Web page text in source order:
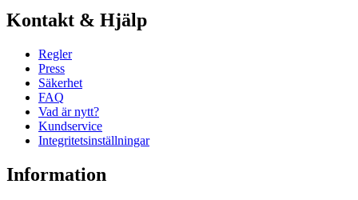
Kontakt & Hjälp
Regler
Press
Säkerhet
FAQ
Vad är nytt?
Kundservice
Integritetsinställningar
Information